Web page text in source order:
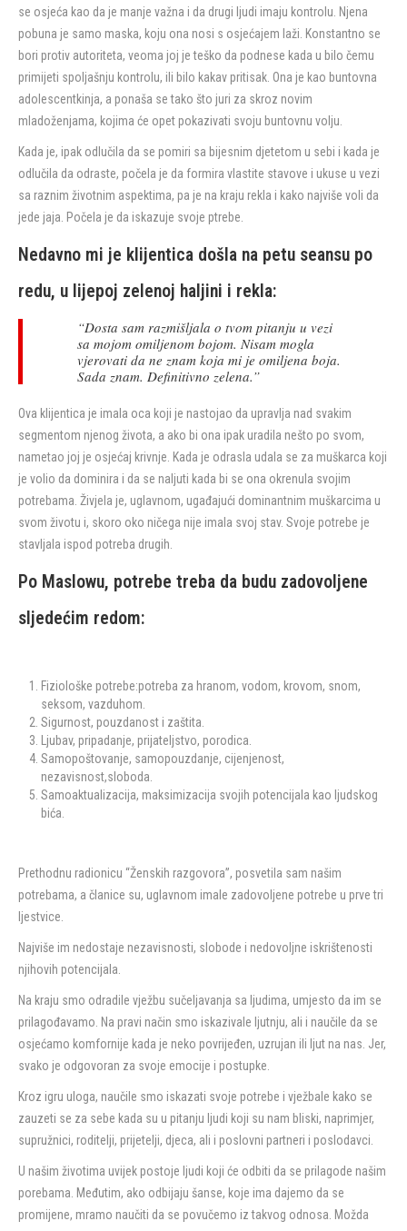
se osjeća kao da je manje važna i da drugi ljudi imaju kontrolu. Njena
pobuna je samo maska, koju ona nosi s osjećajem laži. Konstantno se
bori protiv autoriteta, veoma joj je teško da podnese kada u bilo čemu
primijeti spoljašnju kontrolu, ili bilo kakav pritisak. Ona je kao buntovna
adolescentkinja, a ponaša se tako što juri za skroz novim
mladoženjama, kojima će opet pokazivati svoju buntovnu volju.
Kada je, ipak odlučila da se pomiri sa bijesnim djetetom u sebi i kada je
odlučila da odraste, počela je da formira vlastite stavove i ukuse u vezi
sa raznim životnim aspektima, pa je na kraju rekla i kako najviše voli da
jede jaja. Počela je da iskazuje svoje ptrebe.
Nedavno mi je klijentica došla na petu seansu po
redu, u lijepoj zelenoj haljini i rekla:
“Dosta sam razmišljala o tvom pitanju u vezi
sa mojom omiljenom bojom. Nisam mogla
vjerovati da ne znam koja mi je omiljena boja.
Sada znam. Definitivno zelena.”
Ova klijentica je imala oca koji je nastojao da upravlja nad svakim
segmentom njenog života, a ako bi ona ipak uradila nešto po svom,
nametao joj je osjećaj krivnje. Kada je odrasla udala se za muškarca koji
je volio da dominira i da se naljuti kada bi se ona okrenula svojim
potrebama. Živjela je, uglavnom, ugađajući dominantnim muškarcima u
svom životu i, skoro oko ničega nije imala svoj stav. Svoje potrebe je
stavljala ispod potreba drugih.
Po Maslowu, potrebe treba da budu zadovoljene
sljedećim redom:
Fiziološke potrebe:potreba za hranom, vodom, krovom, snom,
seksom, vazduhom.
Sigurnost, pouzdanost i zaštita.
Ljubav, pripadanje, prijateljstvo, porodica.
Samopoštovanje, samopouzdanje, cijenjenost,
nezavisnost,sloboda.
Samoaktualizacija, maksimizacija svojih potencijala kao ljudskog
bića.
Prethodnu radionicu “Ženskih razgovora”, posvetila sam našim
potrebama, a članice su, uglavnom imale zadovoljene potrebe u prve tri
ljestvice.
Najviše im nedostaje nezavisnosti, slobode i nedovoljne iskrištenosti
njihovih potencijala.
Na kraju smo odradile vježbu sučeljavanja sa ljudima, umjesto da im se
prilagođavamo. Na pravi način smo iskazivale ljutnju, ali i naučile da se
osjećamo komfornije kada je neko povrijeđen, uzrujan ili ljut na nas. Jer,
svako je odgovoran za svoje emocije i postupke.
Kroz igru uloga, naučile smo iskazati svoje potrebe i vježbale kako se
zauzeti se za sebe kada su u pitanju ljudi koji su nam bliski, naprimjer,
supružnici, roditelji, prijetelji, djeca, ali i poslovni partneri i poslodavci.
U našim životima uvijek postoje ljudi koji će odbiti da se prilagode našim
porebama. Međutim, ako odbijaju šanse, koje ima dajemo da se
promijene, mramo naučiti da se povučemo iz takvog odnosa. Možda